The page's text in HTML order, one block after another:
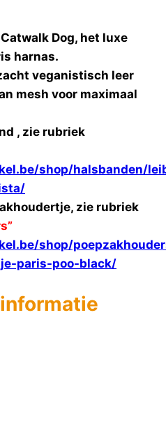
Dog, het luxe
harnas.
veganistisch leer
mesh voor maximaal
, zie rubriek
shop/halsbanden/
zie rubriek
shop/
paris-poo-black/